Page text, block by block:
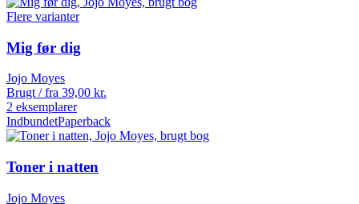
Flere varianter
Mig før dig
Jojo Moyes
Brugt / fra 39,00 kr.
2 eksemplarer
IndbundetPaperback
Toner i natten
Jojo Moyes